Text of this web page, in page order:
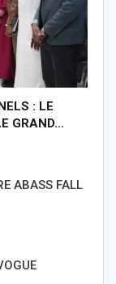
: LE
GRAND…
ABASS FALL